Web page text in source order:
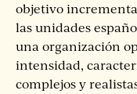
objetivo
las unidades
una organización
intensidad,
complejos y